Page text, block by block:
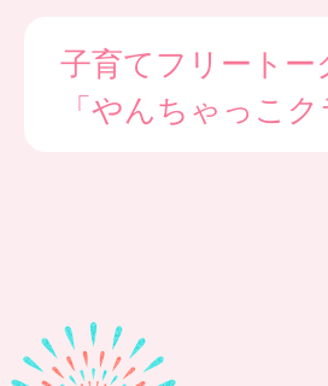
子育てフリートー
「やんちゃっこク